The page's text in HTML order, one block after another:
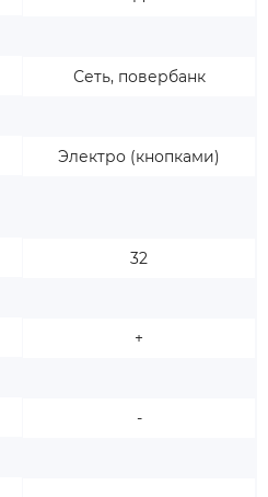
Сеть, повербанк
Электро (кнопками)
32
+
-